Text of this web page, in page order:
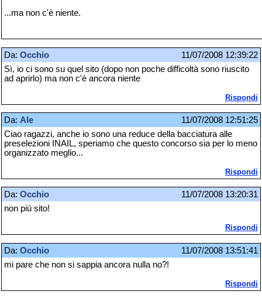
...ma non c'è niente.
Da: Occhio
11/07/2008 12:39:22
Sì, io ci sono su quel sito (dopo non poche difficoltà sono riuscito
ad aprirlo) ma non c'è ancora niente
Rispondi
Da: Ale
11/07/2008 12:51:25
Ciao ragazzi, anche io sono una reduce della bacciatura alle
preselezioni INAIL, speriamo che questo concorso sia per lo meno
organizzato meglio...
Rispondi
Da: Occhio
11/07/2008 13:20:31
non più sito!
Rispondi
Da: Occhio
11/07/2008 13:51:41
mi pare che non si sappia ancora nulla no?!
Rispondi